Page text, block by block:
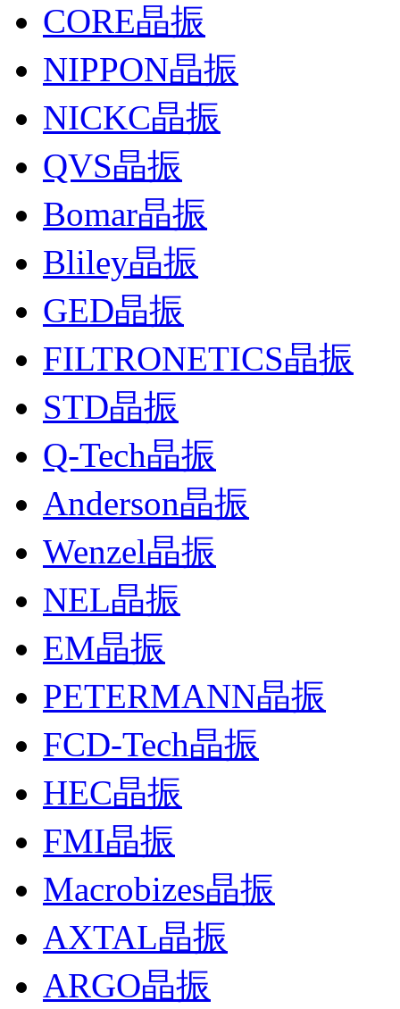
CORE晶振
NIPPON晶振
NICKC晶振
QVS晶振
Bomar晶振
Bliley晶振
GED晶振
FILTRONETICS晶振
STD晶振
Q-Tech晶振
Anderson晶振
Wenzel晶振
NEL晶振
EM晶振
PETERMANN晶振
FCD-Tech晶振
HEC晶振
FMI晶振
Macrobizes晶振
AXTAL晶振
ARGO晶振